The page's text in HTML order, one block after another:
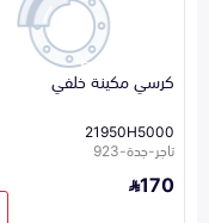
كرسي مكينة خلفي
21950H5000
تاجر-جدة-923
170